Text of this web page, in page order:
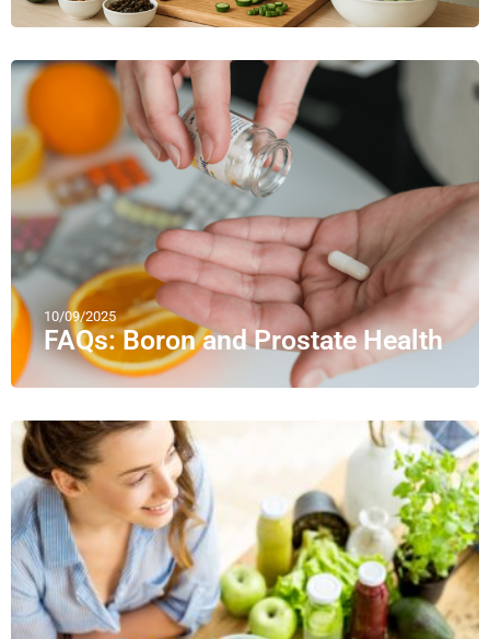
10/09/2025
FAQs: Boron and Prostate Health